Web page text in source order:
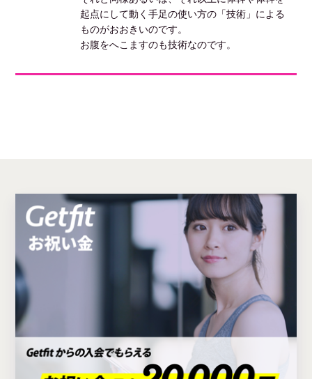
起点にして動く手足の使い方の「技術」による
ものがおおきいのです。
お腹をへこますのも技術なのです。